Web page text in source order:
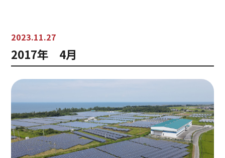
2023.11.27
2017年 4月